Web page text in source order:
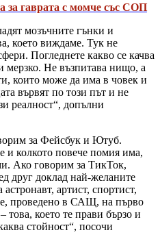
за гаврата с момче със СОП
мозъчните гънки и
което виждаме. Тук не
Погледнете какво се качва
Не възпитава нищо, а
които може да има в човек и
вървят по този път и не
реалност“, допълни
за Фейсбук и Ютуб.
и колкото повече помия има,
Ако говорим за ТикТок,
друг доклад най-желаните
артист, спортист,
проведено в САЩ, на първо
това, което те прави бързо и
стойност“, посочи